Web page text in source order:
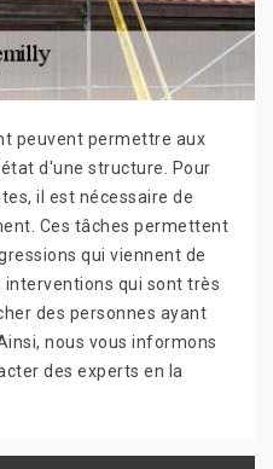
peuvent permettre aux
d'une structure. Pour
il est nécessaire de
Ces tâches permettent
qui viennent de
interventions qui sont très
des personnes ayant
nous vous informons
des experts en la